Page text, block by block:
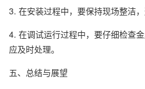
3. 在安装过程中，要保持现场整洁
4. 在调试运行过程中，要仔细检查
应及时处理。
五、总结与展望